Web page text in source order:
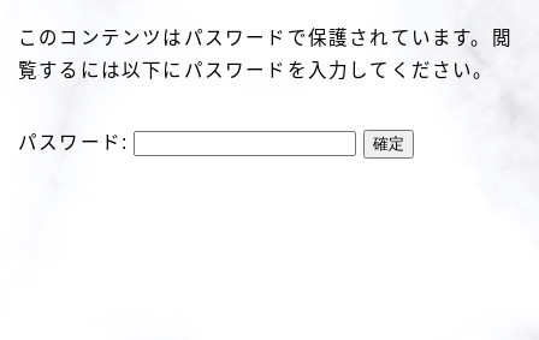
このコンテンツはパスワードで保護されています。閲
覧するには以下にパスワードを入力してください。
パスワード: